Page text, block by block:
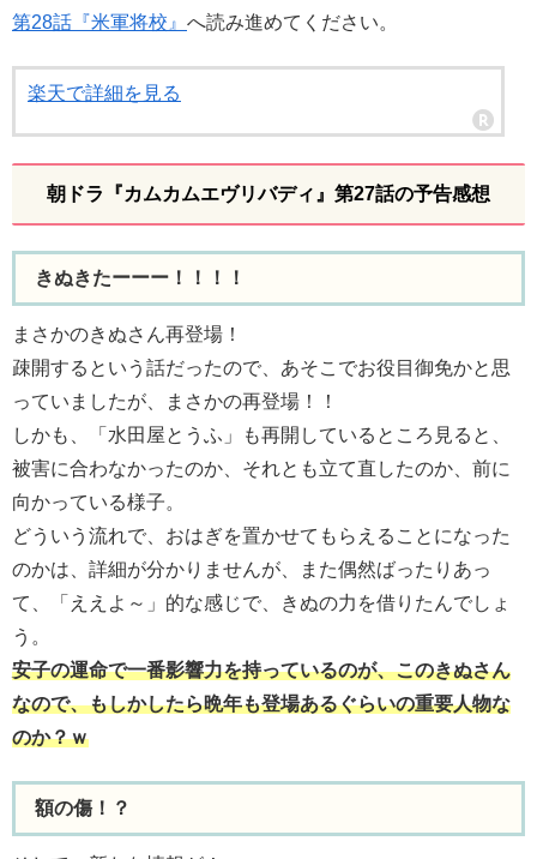
第28話『米軍将校』 へ読み進めてください。
楽天で詳細を見る
朝ドラ『カムカムエヴリバディ』第27話の予告感想
きぬきたーーー！！！！
まさかのきぬさん再登場！
疎開するという話だったので、あそこでお役目御免かと思
っていましたが、まさかの再登場！！
しかも、「水田屋とうふ」も再開しているところ見ると、
被害に合わなかったのか、それとも立て直したのか、前に
向かっている様子。
どういう流れで、おはぎを置かせてもらえることになった
のかは、詳細が分かりませんが、また偶然ばったりあっ
て、「ええよ～」的な感じで、きぬの力を借りたんでしょ
う。
安子の運命で一番影響力を持っているのが、このきぬさん
なので、もしかしたら晩年も登場あるぐらいの重要人物な
のか？ｗ
額の傷！？